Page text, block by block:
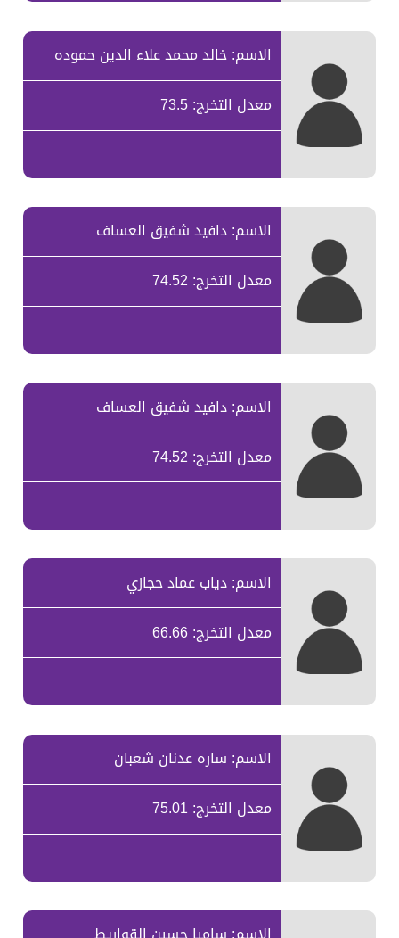
الاسم: خالد محمد علاء الدين حموده
معدل التخرج: 73.5
الاسم: دافيد شفيق العساف
معدل التخرج: 74.52
الاسم: دافيد شفيق العساف
معدل التخرج: 74.52
الاسم: دياب عماد حجازي
معدل التخرج: 66.66
الاسم: ساره عدنان شعبان
معدل التخرج: 75.01